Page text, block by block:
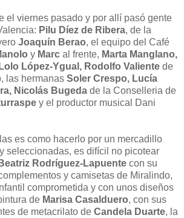
el viernes pasado y por allí pasó gente
Pilu Díez de Ribera, de la
Joaquín Berao, el equipo del Café
y Marc al frente, Marta Manglano,
López-Ygual, Rodolfo Valiente de
las hermanas Soler Crespo, Lucía
Nicolás Bugeda de la Conselleria de
y el productor musical Dani
es como hacerlo por un mercadillo
seleccionadas, es difícil no picotear
Beatriz Rodríguez-Lapuente con su
y camisetas de Miralindo,
comprometida y con unos diseños
de Marisa Casalduero, con sus
de metacrilato de Candela Duarte, la